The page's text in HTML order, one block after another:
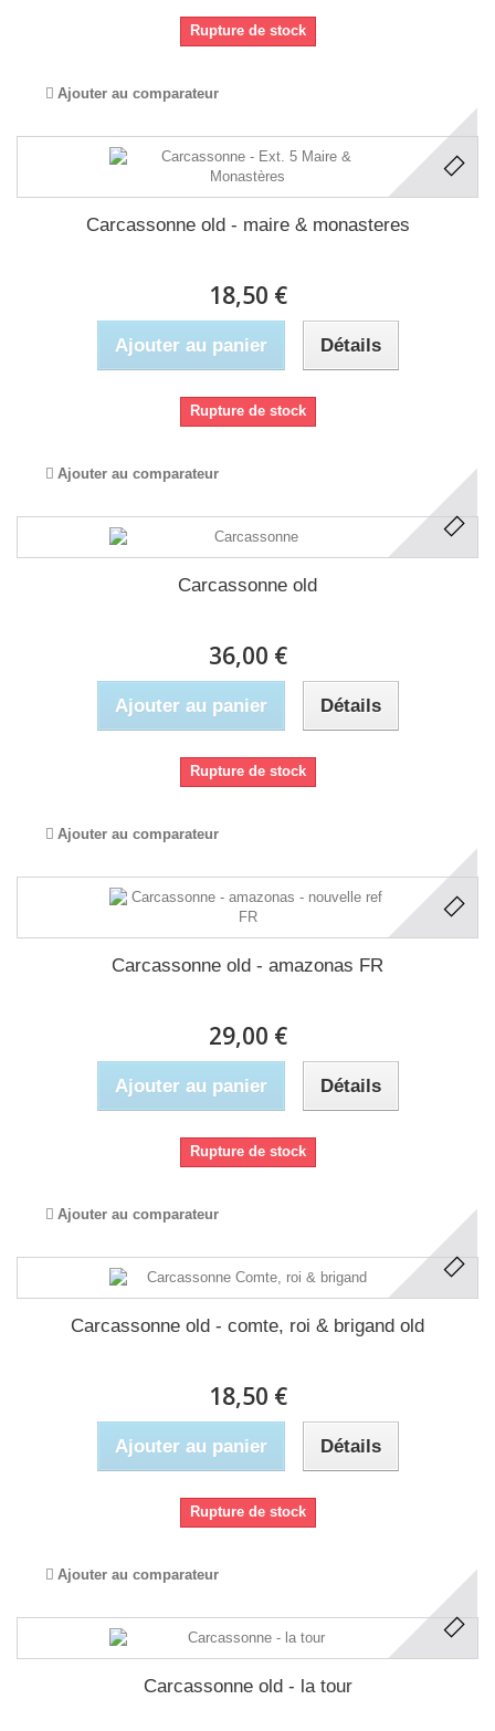
Rupture de stock
Ajouter au comparateur
Carcassonne old - maire & monasteres
18,50 €
Ajouter au panier Détails
Rupture de stock
Ajouter au comparateur
Carcassonne old
36,00 €
Ajouter au panier Détails
Rupture de stock
Ajouter au comparateur
Carcassonne old - amazonas FR
29,00 €
Ajouter au panier Détails
Rupture de stock
Ajouter au comparateur
Carcassonne old - comte, roi & brigand old
18,50 €
Ajouter au panier Détails
Rupture de stock
Ajouter au comparateur
Carcassonne old - la tour